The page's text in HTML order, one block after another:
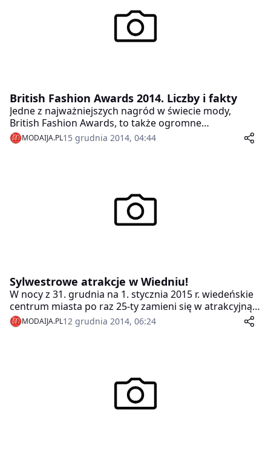
British Fashion Awards 2014. Liczby i fakty
Jedne z najważniejszych nagród w świecie mody,
British Fashion Awards, to także ogromne
przedsięwzięcie biznesowe, marketingowe i
logistyczne, w które zaangażowanych są rzesze ludzi z
MODAIJA.PL15 grudnia 2014, 04:44
Sylwestrowe atrakcje w Wiedniu!
W nocy z 31. grudnia na 1. stycznia 2015 r. wiedeńskie
centrum miasta po raz 25-ty zamieni się w atrakcyjną
scenę na której starsi i młodsi goście z Austrii i
zagranicy witać będą Nowy Rok. To jedyny dzień w
MODAIJA.PL12 grudnia 2014, 06:24